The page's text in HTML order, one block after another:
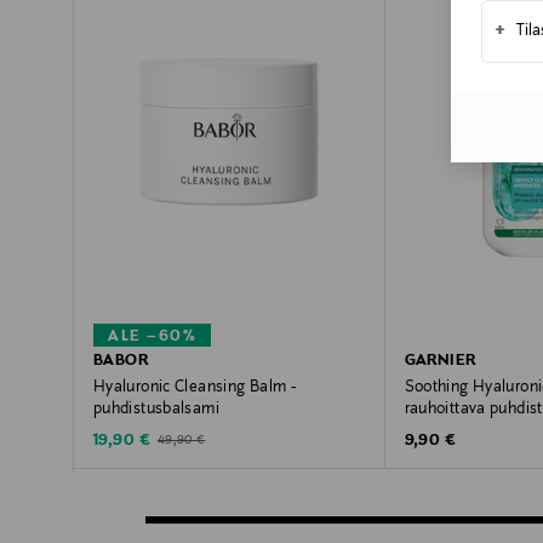
+
ALE –60%
BABOR
Hyaluronic Cleansing Balm -
puhdistusbalsami
Discounted Price
19,90 € Original Price
49,90 €
GARNIER
Soothing
rauhoittava
Original Price
9,90 €